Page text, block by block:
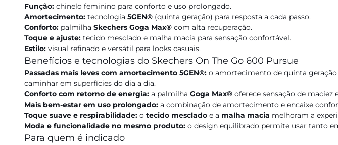
Função: chinelo feminino para conforto e uso prolongado.
Amortecimento: tecnologia 5GEN® (quinta geração) para resposta a cada passo.
Conforto: palmilha Skechers Goga Max® com alta recuperação.
Toque e ajuste: tecido mesclado e malha macia para sensação confortável.
Estilo: visual refinado e versátil para looks casuais.
Benefícios e tecnologias do Skechers On The Go 600 Pursue
Passadas mais leves com amortecimento 5GEN®: o amortecimento de quinta geração
caminhar em superfícies do dia a dia.
Conforto com retorno de energia: a palmilha Goga Max® oferece sensação de maciez
Mais bem-estar em uso prolongado: a combinação de amortecimento e encaixe
Toque suave e respirabilidade: o tecido mesclado e a malha macia melhoram a
Moda e funcionalidade no mesmo produto: o design equilibrado permite usar tanto
Para quem é indicado